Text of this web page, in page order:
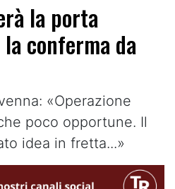
la porta
conferma da
«Operazione
poco opportune. Il
idea in fretta...»